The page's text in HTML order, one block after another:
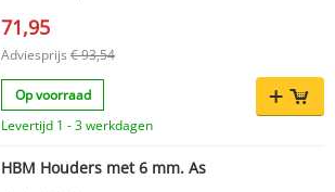
71,95
Adviesprijs € 93,54
Op voorraad
Levertijd 1 - 3 werkdagen
HBM Houders met 6 mm. As